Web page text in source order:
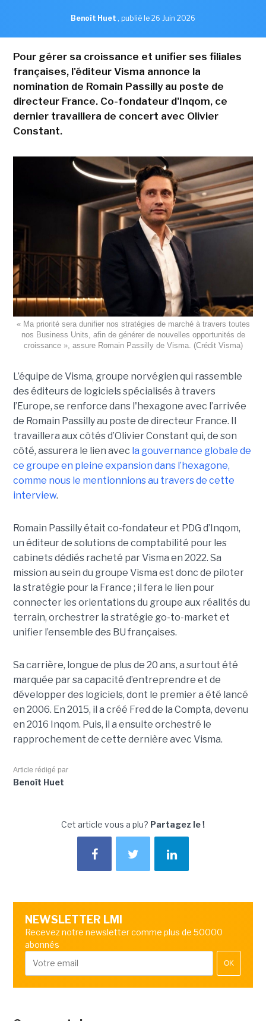
Benoît Huet , publié le 26 Juin 2026
Pour gérer sa croissance et unifier ses filiales
françaises, l'éditeur Visma annonce la
nomination de Romain Passilly au poste de
directeur France. Co-fondateur d'Inqom, ce
dernier travaillera de concert avec Olivier
Constant.
« Ma priorité sera dunifier nos stratégies de marché à travers toutes
nos Business Units, afin de générer de nouvelles opportunités de
croissance », assure Romain Passilly de Visma. (Crédit Visma)
L’équipe de Visma, groupe norvégien qui rassemble
des éditeurs de logiciels spécialisés à travers
l’Europe, se renforce dans l'hexagone avec l’arrivée
de Romain Passilly au poste de directeur France. Il
travaillera aux côtés d’Olivier Constant qui, de son
côté, assurera le lien avec la gouvernance globale de
ce groupe en pleine expansion dans l’hexagone,
comme nous le mentionnions au travers de cette
interview.
Romain Passilly était co-fondateur et PDG d’Inqom,
un éditeur de solutions de comptabilité pour les
cabinets dédiés racheté par Visma en 2022. Sa
mission au sein du groupe Visma est donc de piloter
la stratégie pour la France ; il fera le lien pour
connecter les orientations du groupe aux réalités du
terrain, orchestrer la stratégie go-to-market et
unifier l’ensemble des BU françaises.
Sa carrière, longue de plus de 20 ans, a surtout été
marquée par sa capacité d’entreprendre et de
développer des logiciels, dont le premier a été lancé
en 2006. En 2015, il a créé Fred de la Compta, devenu
en 2016 Inqom. Puis, il a ensuite orchestré le
rapprochement de cette dernière avec Visma.
Article rédigé par
Benoît Huet
Cet article vous a plu? Partagez le !
NEWSLETTER LMI
Recevez notre newsletter comme plus de 50000
abonnés
OK